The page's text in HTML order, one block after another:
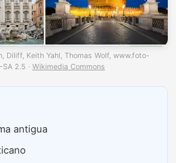
Diliff, Keith Yahl, Thomas Wolf, www.foto-
2.5 · Wikimedia Commons
antigua